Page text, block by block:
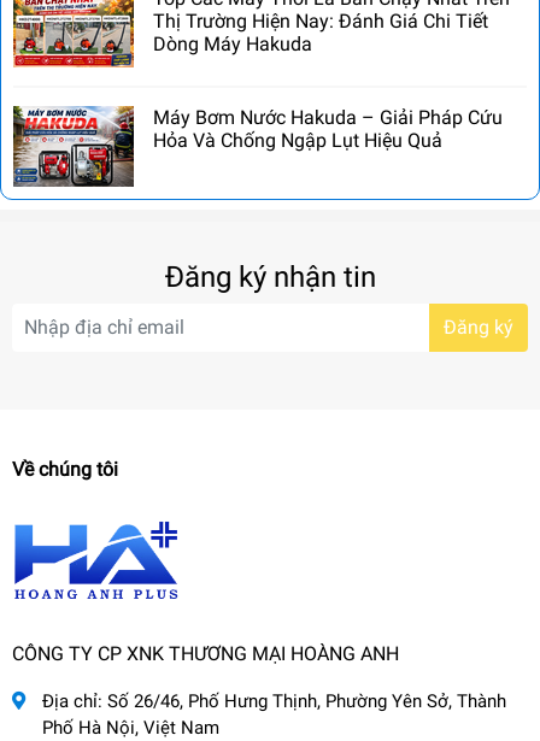
Thị Trường Hiện Nay: Đánh Giá Chi Tiết
Dòng Máy Hakuda
Máy Bơm Nước Hakuda – Giải Pháp Cứu
Hỏa Và Chống Ngập Lụt Hiệu Quả
Đăng ký nhận tin
Đăng ký
Về chúng tôi
CÔNG TY CP XNK THƯƠNG MẠI HOÀNG ANH
Địa chỉ: Số 26/46, Phố Hưng Thịnh, Phường Yên Sở, Thành
Phố Hà Nội, Việt Nam